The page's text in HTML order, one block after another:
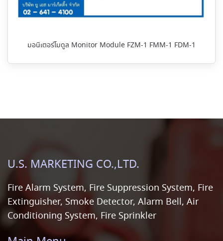
มอนิเตอร์โมดูล Monitor Module FZM-1 FMM-1 FDM-1
U.S. MARKETING CO.,LTD.
Fire Alarm System, Fire Suppression System, Fire
Extinguisher, Smoke Detector, Alarm Bell, Air
Conditioning System, Fire Sprinkler